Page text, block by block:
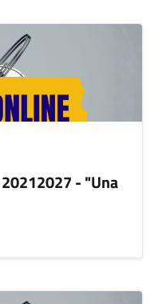
20212027 - "Una